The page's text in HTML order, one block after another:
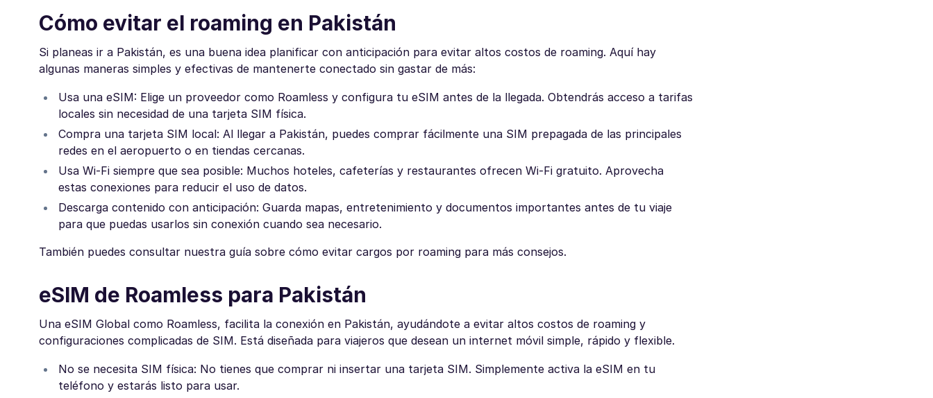
Cómo evitar el roaming en Pakistán
Si planeas ir a Pakistán, es una buena idea planificar con anticipación para evitar altos costos de roaming. Aquí hay
algunas maneras simples y efectivas de mantenerte conectado sin gastar de más:
Usa una eSIM: Elige un proveedor como Roamless y configura tu eSIM antes de la llegada. Obtendrás acceso a tarifas
locales sin necesidad de una tarjeta SIM física.
Compra una tarjeta SIM local: Al llegar a Pakistán, puedes comprar fácilmente una SIM prepagada de las principales
redes en el aeropuerto o en tiendas cercanas.
Usa Wi-Fi siempre que sea posible: Muchos hoteles, cafeterías y restaurantes ofrecen Wi-Fi gratuito. Aprovecha
estas conexiones para reducir el uso de datos.
Descarga contenido con anticipación: Guarda mapas, entretenimiento y documentos importantes antes de tu viaje
para que puedas usarlos sin conexión cuando sea necesario.
También puedes consultar nuestra guía sobre cómo evitar cargos por roaming para más consejos.
eSIM de Roamless para Pakistán
Una eSIM Global como Roamless, facilita la conexión en Pakistán, ayudándote a evitar altos costos de roaming y
configuraciones complicadas de SIM. Está diseñada para viajeros que desean un internet móvil simple, rápido y flexible.
No se necesita SIM física: No tienes que comprar ni insertar una tarjeta SIM. Simplemente activa la eSIM en tu
teléfono y estarás listo para usar.